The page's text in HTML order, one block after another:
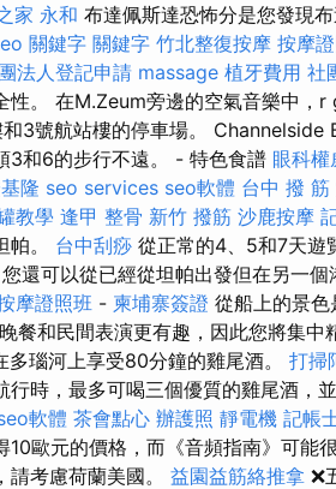
家 永和 布達佩斯達恐怖分是您發現
關鍵字 關鍵字 竹北整復按摩 按摩
法人登記申請 massage 植牙費用 社
性。 在M.Zeum旁邊的空氣音樂中
3號航站樓的停車場。
3和6的步行不遠。 - 特色食譜 眼科權
隆 seo services seo軟體 台中 撥
教學 逢甲 整骨 新竹 撥筋 沙鹿按摩
帕。 台中刮痧 從正常的4、5和7天遊
您還可以從已經從坦帕出發但在另一
摩證照班 - 柬埔寨簽證 從船上的景
餐和民間表演更有趣，因此您將集中
多瑙河上享受80分鐘的雞​​尾酒。 打掃
時，最多可喝三個優質的雞尾酒，
軟體 茶會點心 辦護照 靜電機 記帳
10歐元的價格，而《音頻指南》可能
請考慮荷蘭美國。 益園益筋絡推拿 ❌